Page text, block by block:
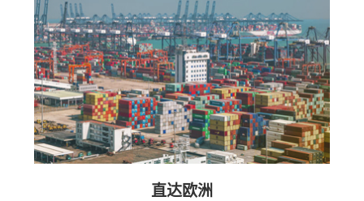
直达欧洲